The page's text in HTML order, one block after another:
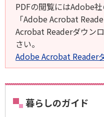
PDFの閲覧にはAdobe
「Adobe Acrobat
Acrobat Readerダウン
さい。
Adobe Acrobat Reader
暮らしのガイド